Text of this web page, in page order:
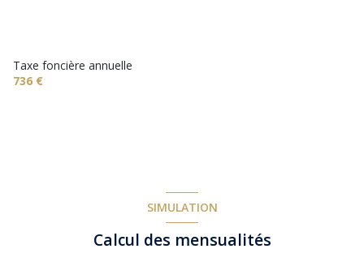
cave
Taxe foncière annuelle
736 €
SIMULATION
Calcul des mensualités